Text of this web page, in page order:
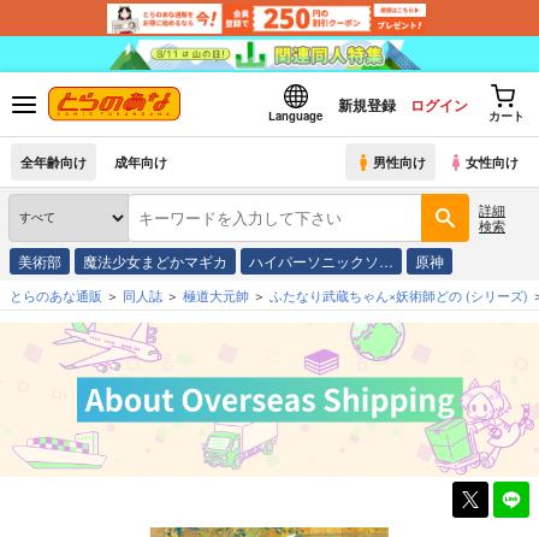
Language
新規登録 ログイン
カート
全年齢向け 成年向け 男性向け 女性向け
詳細
検索
美術部 魔法少女まどかマギカ ハイパーソニックソ… 原神
とらのあな通販 同人誌 極道大元帥 ふたなり武蔵ちゃん×妖術師どの (シリーズ)